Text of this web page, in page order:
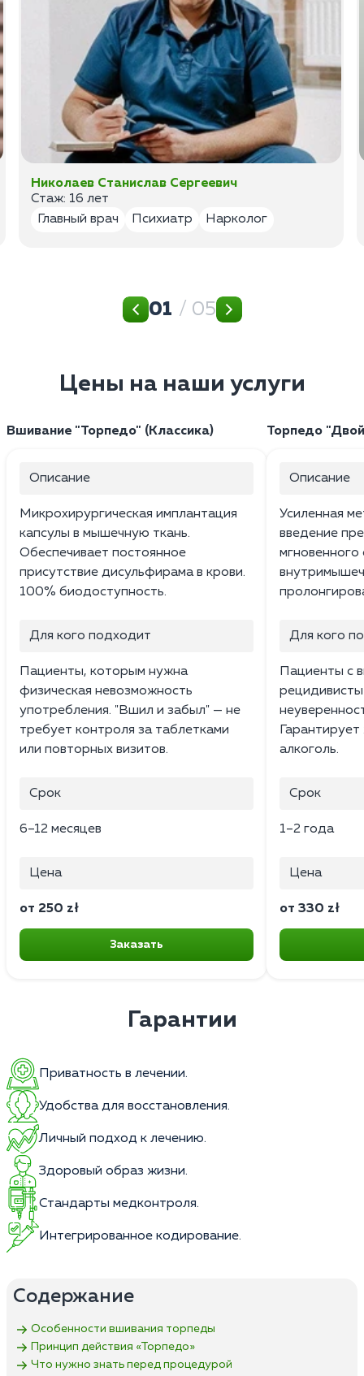
Николаев Станислав Сергеевич
Стаж: 16 лет
Главный врач
Психиатр Нарколог
01 / 05
Цены на наши услуги
Вшивание "Торпедо" (Классика)
Описание
Микрохирургическая имплантация
капсулы в мышечную ткань.
Обеспечивает постоянное
присутствие дисульфирама в крови.
100% биодоступность.
Для кого подходит
Пациенты, которым нужна
физическая невозможность
употребления. "Вшил и забыл" — не
требует контроля за таблетками
или повторных визитов.
Срок
6–12 месяцев
Цена
от 250 zł
Заказать
Торпедо
Описание
Усиленная
введение
мгновенного
Для кого
Пациенты с
рецидивисты
алкоголь.
Срок
1–2 года
Цена
от 330 zł
Гарантии
Приватность в лечении.
Удобства для восстановления.
Личный подход к лечению.
Здоровый образ жизни.
Стандарты медконтроля.
Интегрированное кодирование.
Содержание
Особенности вшивания торпеды
Принцип действия «Торпедо»
Что нужно знать перед процедурой